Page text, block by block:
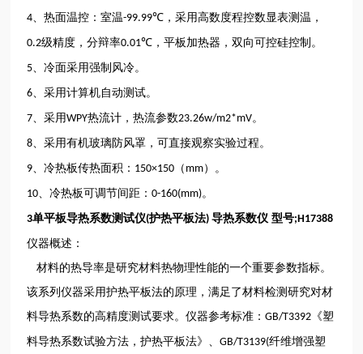
4 、热面温控：室温-99.99℃ ，采用高数度程控数显表测温，
0.2级精度，分辩率0.01℃ ，平板加热器，双向可控硅控制。
5 、冷面采用强制风冷。
6 、采用计算机自动测试。
7 、采用WPY热流计，热流参数23.26w/m2*mV。
8 、采用有机玻璃防风罩，可直接观察实验过程。
9 、冷热板传热面积： 150×150 （ mm）。
10 、冷热板可调节间距：0-160(mm)。
3单平板导热系数测试仪(护热平板法)导热系数仪 型号;H17388
仪器概述：
材料的热导率是研究材料热物理性能的一个重要参数指标。
该系列仪器采用护热平板法的原理，满足了材料检测研究对材
料导热系数的高精度测试要求。仪器参考标准：GB/T3392 《塑
料导热系数试验方法，护热平板法》、GB/T3139(纤维增强塑